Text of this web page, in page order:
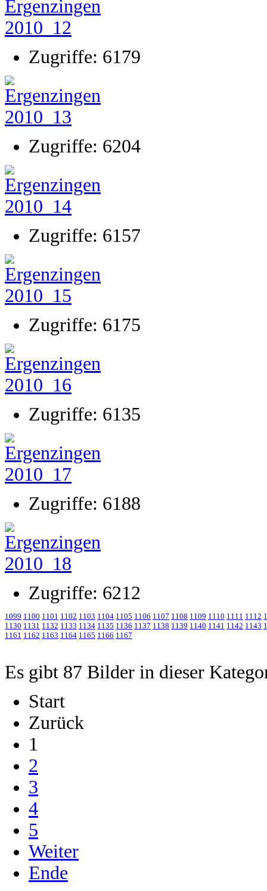
Zugriffe: 6179
Zugriffe: 6204
Zugriffe: 6157
Zugriffe: 6175
Zugriffe: 6135
Zugriffe: 6188
Zugriffe: 6212
1099 1100 1101 1102 1103 1104 1105 1106 1107 1108 1109 1110 1111 1112
1130 1131 1132 1133 1134 1135 1136 1137 1138 1139 1140 1141 1142 1143
1161 1162 1163 1164 1165 1166 1167
Es gibt 87 Bilder in dieser
Start
Zurück
1
2
3
4
5
Weiter
Ende